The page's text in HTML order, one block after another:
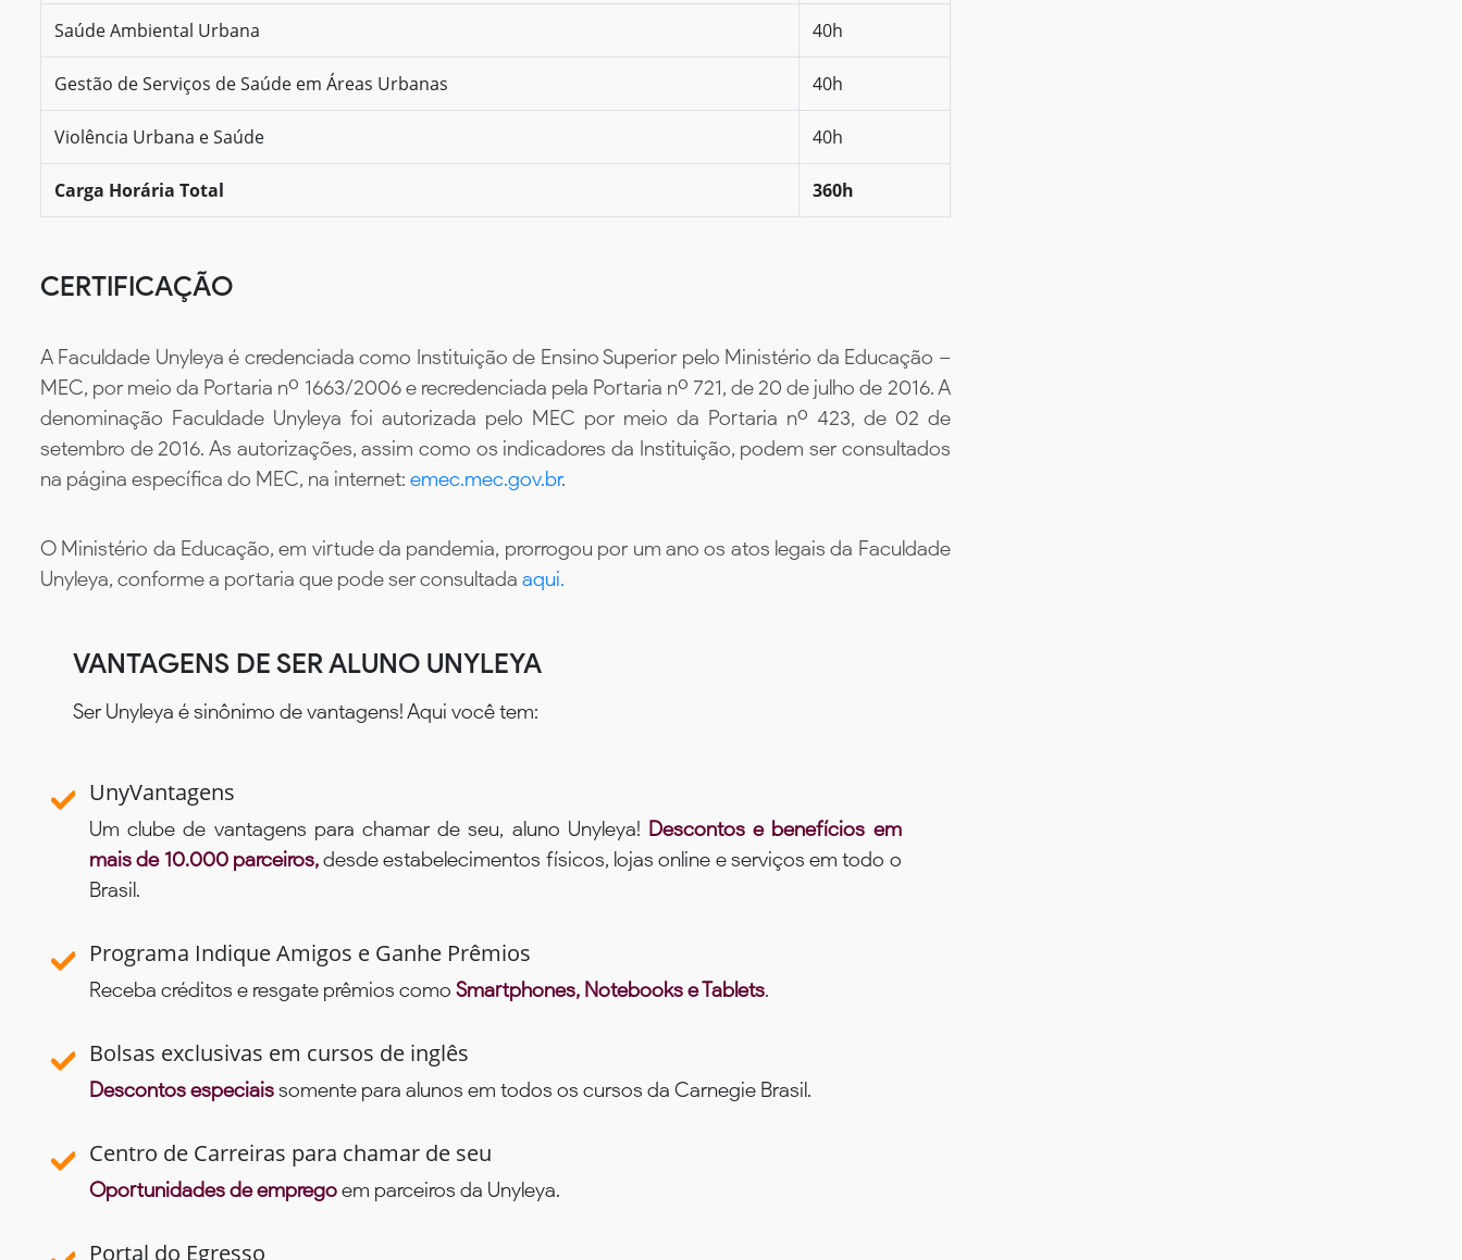
Saúde Ambiental Urbana 40h
Gestão de Serviços de Saúde em Áreas Urbanas 40h
Violência Urbana e Saúde 40h
Carga Horária Total 360h
CERTIFICAÇÃO
A Faculdade Unyleya é credenciada como Instituição de Ensino Superior pelo Ministério da Educação –
MEC, por meio da Portaria nº 1663/2006 e recredenciada pela Portaria nº 721, de 20 de julho de 2016. A
denominação Faculdade Unyleya foi autorizada pelo MEC por meio da Portaria nº 423, de 02 de
setembro de 2016. As autorizações, assim como os indicadores da Instituição, podem ser consultados
na página específica do MEC, na internet: emec.mec.gov.br.
O Ministério da Educação, em virtude da pandemia, prorrogou por um ano os atos legais da Faculdade
Unyleya, conforme a portaria que pode ser consultada aqui.
VANTAGENS DE SER ALUNO UNYLEYA
Ser Unyleya é sinônimo de vantagens! Aqui você tem:
UnyVantagens
Um clube de vantagens para chamar de seu, aluno Unyleya! Descontos e benefícios em
mais de 10.000 parceiros,desde estabelecimentos físicos, lojas online e serviços em todo o
Brasil.
Programa Indique Amigos e Ganhe Prêmios
Receba créditos e resgate prêmios como Smartphones, Notebooks e Tablets.
Bolsas exclusivas em cursos de inglês
Descontos especiaissomente para alunos em todos os cursos da Carnegie Brasil.
Centro de Carreiras para chamar de seu
Oportunidades de empregoem parceiros da Unyleya.
Portal do Egresso